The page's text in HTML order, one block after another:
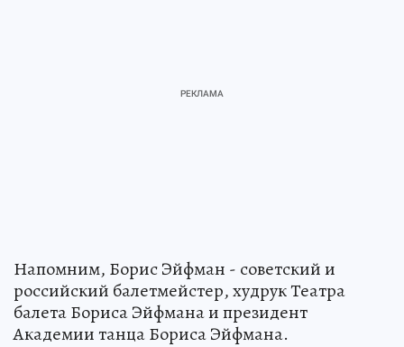
Напомним, Борис Эйфман - советский и
российский балетмейстер, худрук Театра
балета Бориса Эйфмана и президент
Академии танца Бориса Эйфмана.